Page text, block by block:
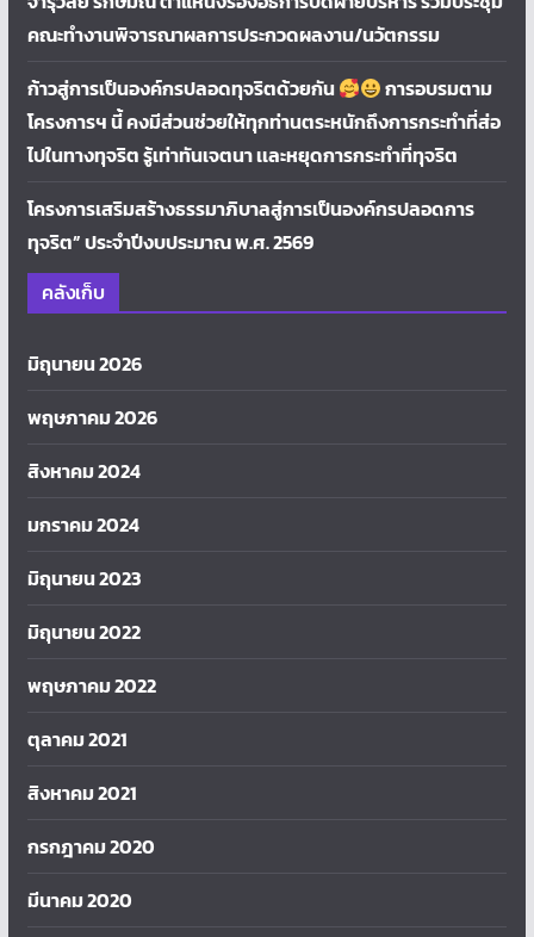
คณะทำงานพิจารณาผลการประกวดผลงาน/นวัตกรรม
ก้าวสู่การเป็นองค์กรปลอดทุจริตด้วยกัน
การอบรมตาม
โครงการฯ นี้ คงมีส่วนช่วยให้ทุกท่านตระหนักถึงการกระทำที่ส่อ
ไปในทางทุจริต รู้เท่าทันเจตนา เเละหยุดการกระทำที่ทุจริต
โครงการเสริมสร้างธรรมาภิบาลสู่การเป็นองค์กรปลอดการ
ทุจริต” ประจำปีงบประมาณ พ.ศ. 2569
คลังเก็บ
มิถุนายน 2026
พฤษภาคม 2026
สิงหาคม 2024
มกราคม 2024
มิถุนายน 2023
มิถุนายน 2022
พฤษภาคม 2022
ตุลาคม 2021
สิงหาคม 2021
กรกฎาคม 2020
มีนาคม 2020